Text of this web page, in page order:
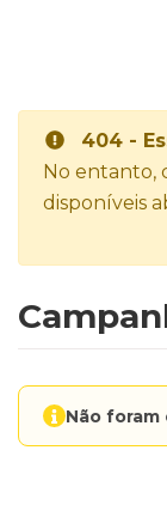
404 -
No entanto,
disponíveis
Não